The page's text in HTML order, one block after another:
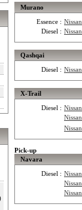
Murano
Essence :
Diesel :
Qashqai
Diesel :
X-Trail
Diesel :
Pick-up
Navara
Diesel :